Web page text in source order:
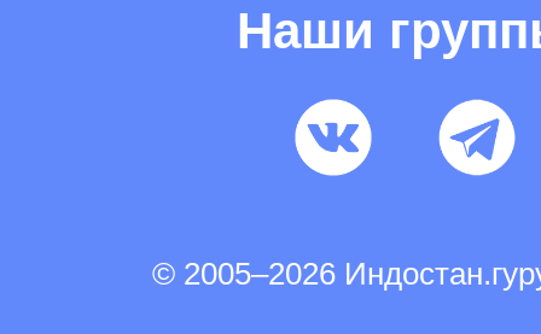
Наши
© 2005–2026